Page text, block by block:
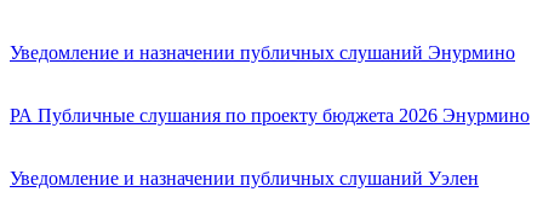
Уведомление и назначении публичных слушаний Энурмино
РА Публичные слушания по проекту бюджета 2026 Энурмино
Уведомление и назначении публичных слушаний Уэлен